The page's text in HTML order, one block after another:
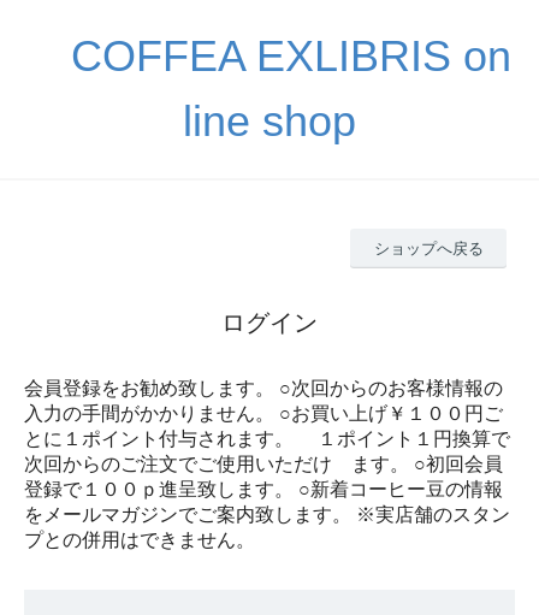
COFFEA EXLIBRIS on
line shop
ショップへ戻る
ログイン
会員登録をお勧め致します。 ○次回からのお客様情報の
入力の手間がかかりません。 ○お買い上げ￥１００円ご
とに１ポイント付与されます。 １ポイント１円換算で
次回からのご注文でご使用いただけ ます。 ○初回会員
登録で１００ｐ進呈致します。 ○新着コーヒー豆の情報
をメールマガジンでご案内致します。 ※実店舗のスタン
プとの併用はできません。